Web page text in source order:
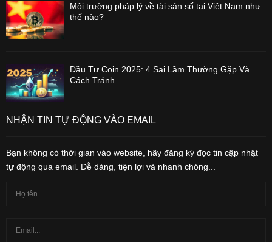
Môi trường pháp lý về tài sản số tại Việt Nam như
thế nào?
Đầu Tư Coin 2025: 4 Sai Lầm Thường Gặp Và
Cách Tránh
NHẬN TIN TỰ ĐỘNG VÀO EMAIL
Bạn không có thời gian vào website, hãy đăng ký đọc tin cập nhật
tự động qua email. Dễ dàng, tiện lợi và nhanh chóng...